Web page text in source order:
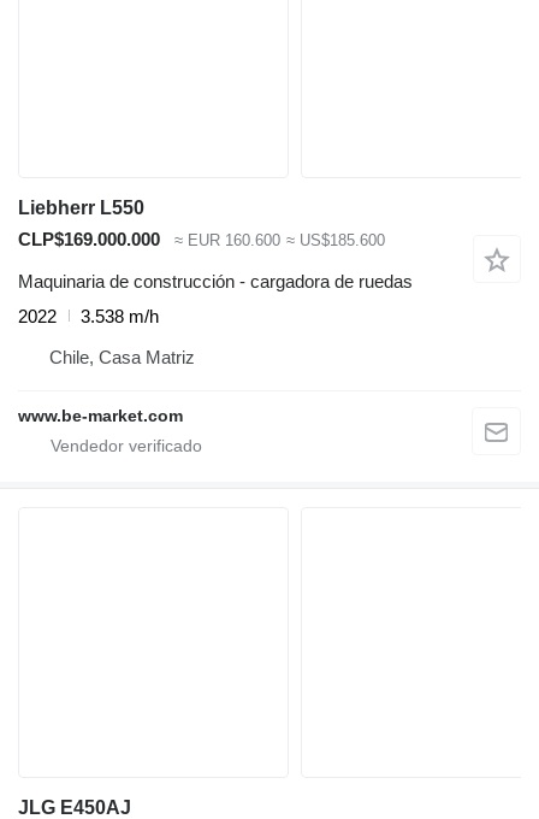
Liebherr L550
CLP$169.000.000
≈ EUR 160.600 ≈ US$185.600
Maquinaria de construcción - cargadora de ruedas
2022
3.538 m/h
Chile, Casa Matriz
www.be-market.com
JLG E450AJ